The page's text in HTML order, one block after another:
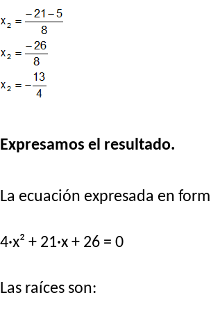
Expresamos el resultado.
La ecuación expresada en
4·x² + 21·x + 26 = 0
Las raíces son: